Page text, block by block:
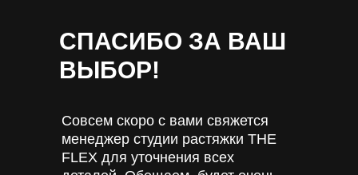
СПАСИБО ЗА ВАШ
ВЫБОР!
Совсем скоро с вами свяжется
менеджер студии растяжки THE
FLEX для уточнения всех